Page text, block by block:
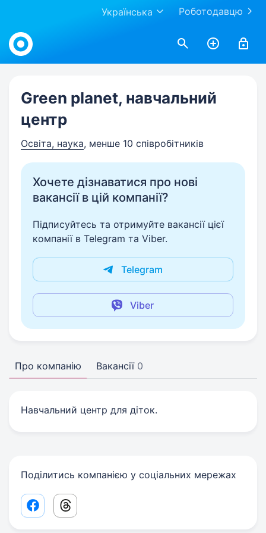
Роботодавцю
Українська
Work.ua
Green planet, навчальний
центр
Освіта, наука, менше 10 співробітників
Хочете дізнаватися про нові
вакансії в цій компанії?
Підписуйтесь та отримуйте вакансії цієї
компанії в Telegram та Viber.
Telegram
Viber
Про компанію Вакансії 0
Навчальний центр для діток.
Поділитись компанією у соціальних мережах
Facebook share link
Threads share link